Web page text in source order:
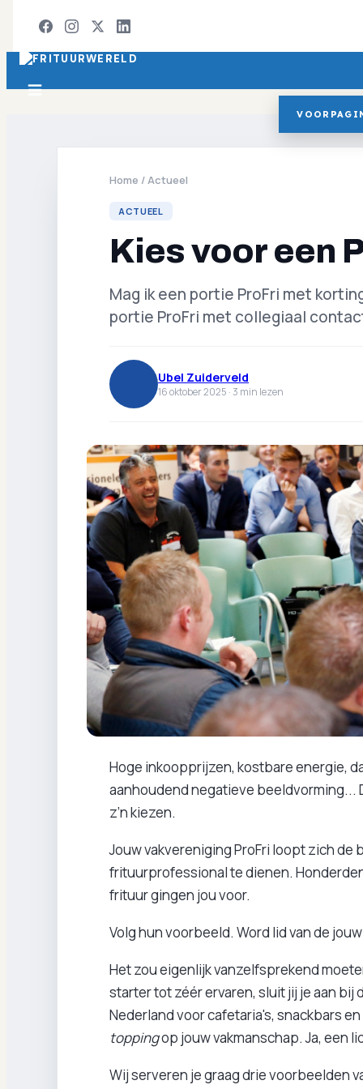
Home /Actueel
ACTUEEL
Kies voor een
Mag ik een portie ProFri met
portie ProFri met collegiaal
Ubel Zuiderveld
16 oktober 2025 ·3 min lezen
Hoge inkoopprijzen, kostbare energie,
aanhoudend negatieve beeldvorming...
z’n kiezen.
Jouw vakvereniging ProFri loopt zich
frituurprofessional te dienen.
frituur gingen jou voor.
Volg hun voorbeeld. Word lid van de
Het zou eigenlijk vanzelfsprekend
starter tot zéér ervaren, sluit jij je aan
Nederland voor cafetaria's, snackbars
toppingop jouw vakmanschap. Ja, een
Wij serveren je graag drie voorbeelden